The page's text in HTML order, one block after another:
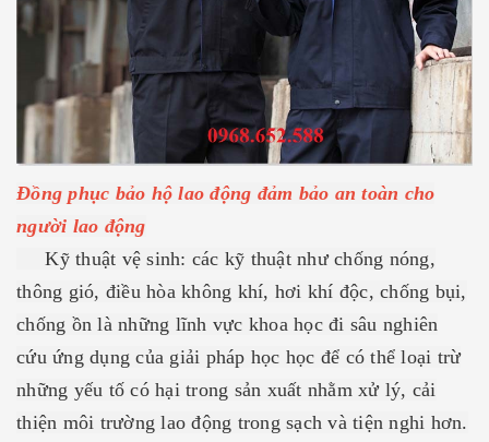
Đồng phục bảo hộ lao động đảm bảo an toàn cho
người lao động
Kỹ thuật vệ sinh: các kỹ thuật như chống nóng,
thông gió, điều hòa không khí, hơi khí độc, chống bụi,
chống ồn là những lĩnh vực khoa học đi sâu nghiên
cứu ứng dụng của giải pháp học học để có thể loại trừ
những yếu tố có hại trong sản xuất nhằm xử lý, cải
thiện môi trường lao động trong sạch và tiện nghi hơn.